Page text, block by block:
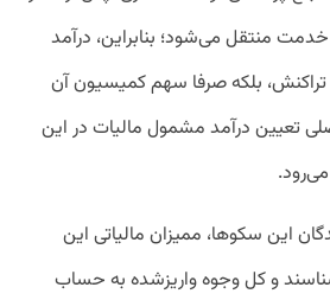
منتقل می‌شود؛ بنابراین، درآمد
تراکنش، بلکه صرفا سهم کمیسیون آن
تعیین درآمد مشمول مالیات در این
این سکوها، ممیزان مالیاتی این
و کل وجوه واریزشده به حساب